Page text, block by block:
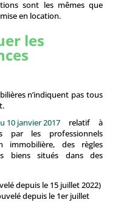
sont les mêmes que
en location.
les
n’indiquent pas tous
10 janvier 2017relatif à
par les professionnels
immobilière, des règles
biens situés dans des
depuis le 15 juillet 2022)
depuis le 1er juillet